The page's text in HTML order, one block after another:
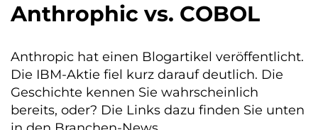
Anthrophic vs. COBOL
Anthropic hat einen Blogartikel veröffentlicht.
Die IBM-Aktie fiel kurz darauf deutlich. Die
Geschichte kennen Sie wahrscheinlich
bereits, oder? Die Links dazu finden Sie unten